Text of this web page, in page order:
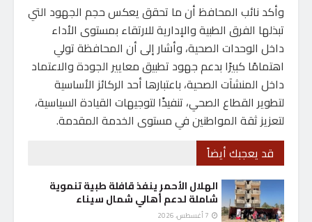
وأكد نائب المحافظ أن ما تحقق يعكس حجم الجهود التي
تبذلها الفرق الطبية والإدارية للارتقاء بمستوى الأداء
داخل الوحدات الصحية، وأشار إلى أن المحافظة تولي
اهتمامًا كبيرًا بدعم جهود تطبيق معايير الجودة والاعتماد
داخل المنشآت الصحية، باعتبارها أحد الركائز الأساسية
لتطوير القطاع الصحي، تنفيذًا لتوجيهات القيادة السياسية،
لتعزيز ثقة المواطنين في مستوى الخدمة المقدمة.
قد يعجبك أيضاً
الهلال الأحمر ينفذ قافلة طبية تنموية
شاملة لدعم أهالي شمال سيناء